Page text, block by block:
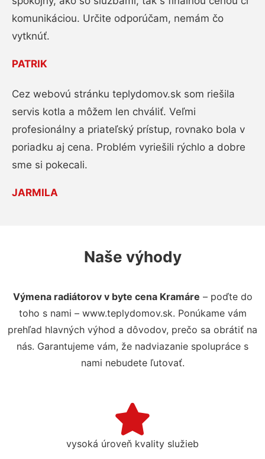
komunikáciou. Určite odporúčam, nemám čo
vytknúť.
PATRIK
Cez webovú stránku teplydomov.sk som riešila
servis kotla a môžem len chváliť. Veľmi
profesionálny a priateľský prístup, rovnako bola v
poriadku aj cena. Problém vyriešili rýchlo a dobre
sme si pokecali.
JARMILA
Naše výhody
Výmena radiátorov v byte cena Kramáre – poďte do
toho s nami – www.teplydomov.sk. Ponúkame vám
prehľad hlavných výhod a dôvodov, prečo sa obrátiť na
nás. Garantujeme vám, že nadviazanie spolupráce s
nami nebudete ľutovať.
vysoká úroveň kvality služieb